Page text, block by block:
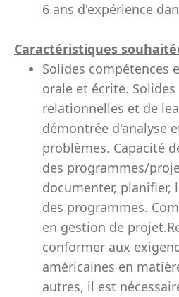
6 ans d'expérience
Caractéristiques
Solides compétences
orale et écrite.
relationnelles et de
démontrée d'analyse
problèmes. Capacité
des programmes/
documenter, planifier,
des programmes.
en gestion de
conformer aux
américaines en
autres, il est